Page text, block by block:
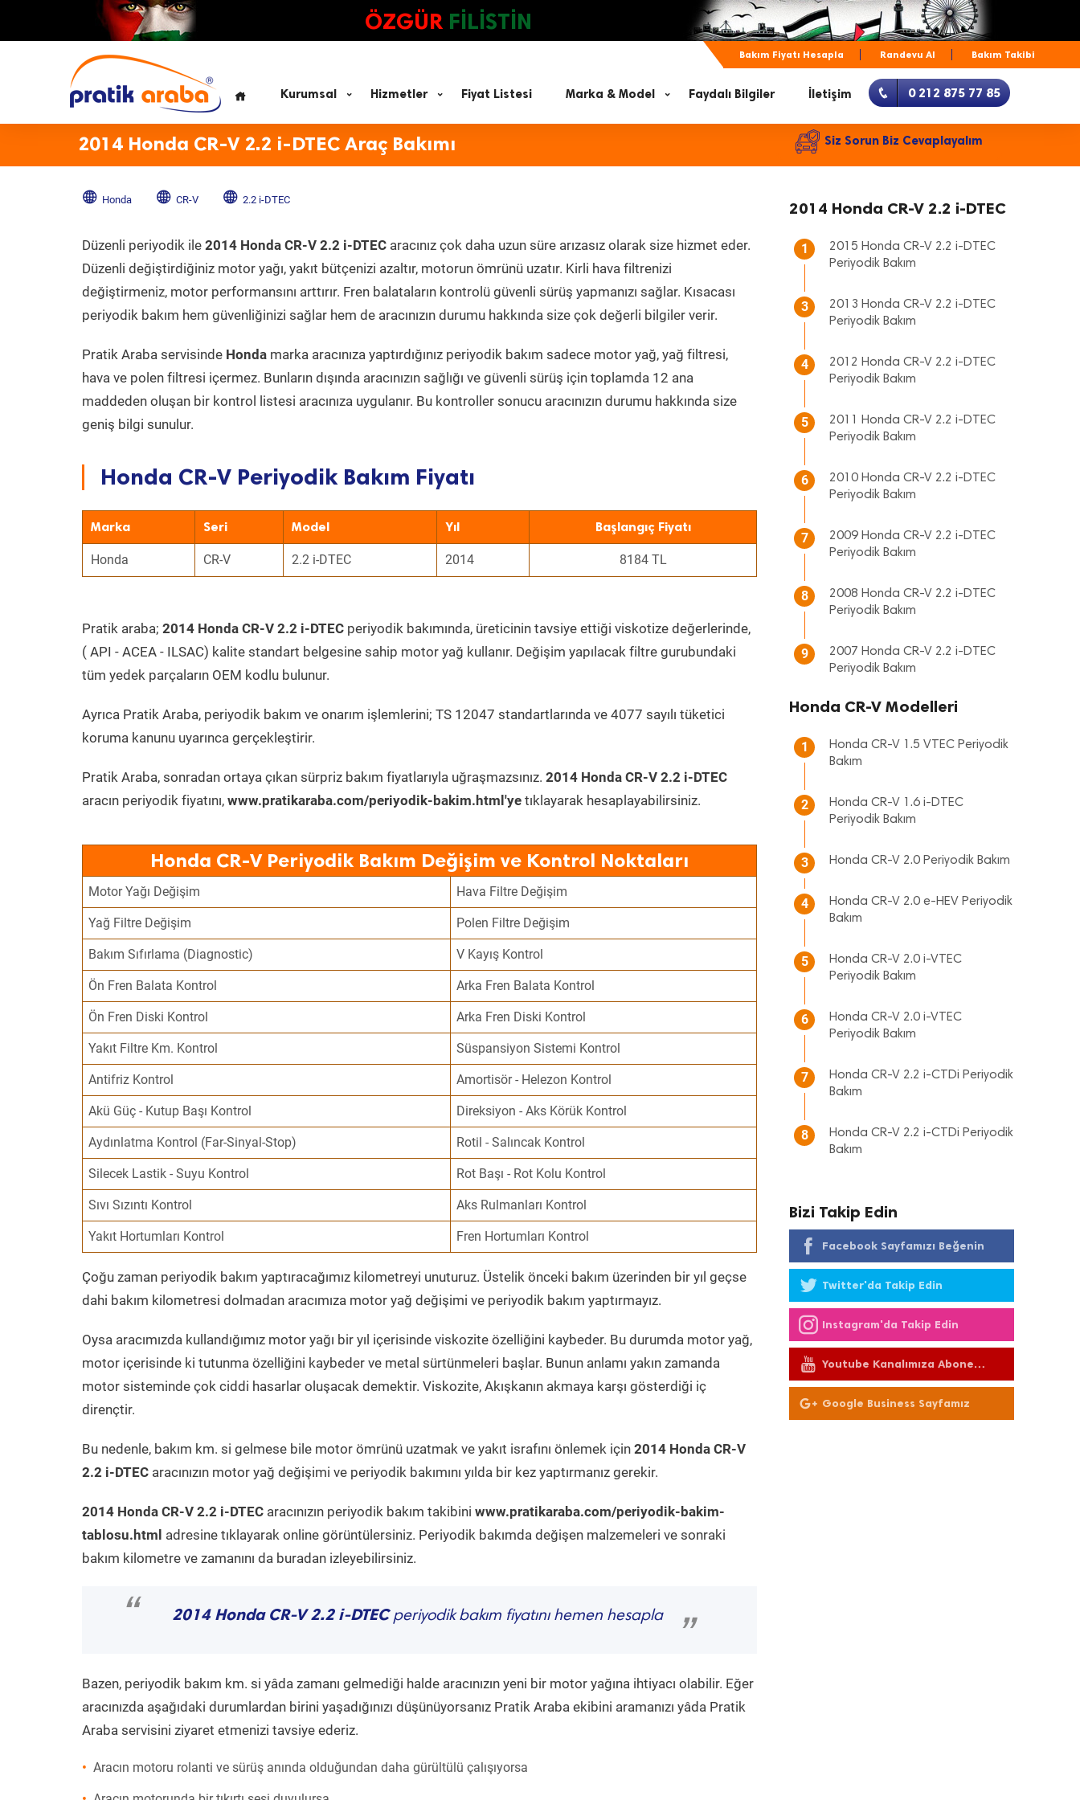
ÖZGÜR FİLİSTİN
Bakım Fiyatı Hesapla Randevu Al Bakım Takibi
Kurumsal Hizmetler Fiyat Listesi Marka & Model Faydalı Bilgiler İletişim 0 212 875 77 85
2014 Honda CR-V 2.2 i-DTEC Araç Bakımı Siz Sorun Biz Cevaplayalım
Honda CR-V 2.2 i-DTEC
Düzenli periyodik ile 2014 Honda CR-V 2.2 i-DTEC aracınız çok daha uzun süre arızasız olarak size hizmet eder.
Düzenli değiştirdiğiniz motor yağı, yakıt bütçenizi azaltır, motorun ömrünü uzatır. Kirli hava filtrenizi
değiştirmeniz, motor performansını arttırır. Fren balataların kontrolü güvenli sürüş yapmanızı sağlar. Kısacası
periyodik bakım hem güvenliğinizi sağlar hem de aracınızın durumu hakkında size çok değerli bilgiler verir.
Pratik Araba servisinde Honda marka aracınıza yaptırdığınız periyodik bakım sadece motor yağ, yağ filtresi,
hava ve polen filtresi içermez. Bunların dışında aracınızın sağlığı ve güvenli sürüş için toplamda 12 ana
maddeden oluşan bir kontrol listesi aracınıza uygulanır. Bu kontroller sonucu aracınızın durumu hakkında size
geniş bilgi sunulur.
Honda CR-V Periyodik Bakım Fiyatı
Marka Seri Model Yıl Başlangıç Fiyatı
Honda CR-V 2.2 i-DTEC 2014 8184 TL
Pratik araba; 2014 Honda CR-V 2.2 i-DTEC periyodik bakımında, üreticinin tavsiye ettiği viskotize değerlerinde,
( API - ACEA - ILSAC) kalite standart belgesine sahip motor yağ kullanır. Değişim yapılacak filtre gurubundaki
tüm yedek parçaların OEM kodlu bulunur.
Ayrıca Pratik Araba, periyodik bakım ve onarım işlemlerini; TS 12047 standartlarında ve 4077 sayılı tüketici
koruma kanunu uyarınca gerçekleştirir.
Pratik Araba, sonradan ortaya çıkan sürpriz bakım fiyatlarıyla uğraşmazsınız. 2014 Honda CR-V 2.2 i-DTEC
aracın periyodik fiyatını, www.pratikaraba.com/periyodik-bakim.html'ye tıklayarak hesaplayabilirsiniz.
Honda CR-V Periyodik Bakım Değişim ve Kontrol Noktaları
Motor Yağı Değişim Hava Filtre Değişim
Yağ Filtre Değişim Polen Filtre Değişim
Bakım Sıfırlama (Diagnostic) V Kayış Kontrol
Ön Fren Balata Kontrol Arka Fren Balata Kontrol
Ön Fren Diski Kontrol Arka Fren Diski Kontrol
Yakıt Filtre Km. Kontrol Süspansiyon Sistemi Kontrol
Antifriz Kontrol Amortisör - Helezon Kontrol
Akü Güç - Kutup Başı Kontrol Direksiyon - Aks Körük Kontrol
Aydınlatma Kontrol (Far-Sinyal-Stop) Rotil - Salıncak Kontrol
Silecek Lastik - Suyu Kontrol Rot Başı - Rot Kolu Kontrol
Sıvı Sızıntı Kontrol Aks Rulmanları Kontrol
Yakıt Hortumları Kontrol Fren Hortumları Kontrol
Çoğu zaman periyodik bakım yaptıracağımız kilometreyi unuturuz. Üstelik önceki bakım üzerinden bir yıl geçse
dahi bakım kilometresi dolmadan aracımıza motor yağ değişimi ve periyodik bakım yaptırmayız.
Oysa aracımızda kullandığımız motor yağı bir yıl içerisinde viskozite özelliğini kaybeder. Bu durumda motor yağ,
motor içerisinde ki tutunma özelliğini kaybeder ve metal sürtünmeleri başlar. Bunun anlamı yakın zamanda
motor sisteminde çok ciddi hasarlar oluşacak demektir. Viskozite, Akışkanın akmaya karşı gösterdiği iç
dirençtir.
Bu nedenle, bakım km. si gelmese bile motor ömrünü uzatmak ve yakıt israfını önlemek için 2014 Honda CR-V
2.2 i-DTEC aracınızın motor yağ değişimi ve periyodik bakımını yılda bir kez yaptırmanız gerekir.
2014 Honda CR-V 2.2 i-DTEC aracınızın periyodik bakım takibini www.pratikaraba.com/periyodik-bakim-
tablosu.html adresine tıklayarak online görüntülersiniz. Periyodik bakımda değişen malzemeleri ve sonraki
bakım kilometre ve zamanını da buradan izleyebilirsiniz.
“ 2014 Honda CR-V 2.2 i-DTECperiyodik bakım fiyatını hemen hesapla
”
Bazen, periyodik bakım km. si yâda zamanı gelmediği halde aracınızın yeni bir motor yağına ihtiyacı olabilir. Eğer
aracınızda aşağıdaki durumlardan birini yaşadığınızı düşünüyorsanız Pratik Araba ekibini aramanızı yâda Pratik
Araba servisini ziyaret etmenizi tavsiye ederiz.
Aracın motoru rolanti ve sürüş anında olduğundan daha gürültülü çalışıyorsa
2014 Honda CR-V 2.2 i-DTEC
1
2015 Honda CR-V 2.2 i-DTEC
Periyodik Bakım
3
2013 Honda CR-V 2.2 i-DTEC
Periyodik Bakım
4
2012 Honda CR-V 2.2 i-DTEC
Periyodik Bakım
5
2011 Honda CR-V 2.2 i-DTEC
Periyodik Bakım
6
2010 Honda CR-V 2.2 i-DTEC
Periyodik Bakım
7
2009 Honda CR-V 2.2 i-DTEC
Periyodik Bakım
8
2008 Honda CR-V 2.2 i-DTEC
Periyodik Bakım
9
2007 Honda CR-V 2.2 i-DTEC
Periyodik Bakım
Honda CR-V Modelleri
1
Honda CR-V 1.5 VTEC Periyodik
Bakım
2
Honda CR-V 1.6 i-DTEC
Periyodik Bakım
3 Honda CR-V 2.0 Periyodik Bakım
4
Honda CR-V 2.0 e-HEV Periyodik
Bakım
5
Honda CR-V 2.0 i-VTEC
Periyodik Bakım
6
Honda CR-V 2.0 i-VTEC
Periyodik Bakım
7
Honda CR-V 2.2 i-CTDi Periyodik
Bakım
8
Honda CR-V 2.2 i-CTDi Periyodik
Bakım
Bizi Takip Edin
Facebook Sayfamızı Beğenin
Twitter'da Takip Edin
Instagram'da Takip Edin
Youtube Kanalımıza Abone
Olun
Google Business Sayfamız